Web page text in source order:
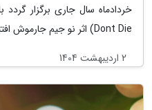
Dont Die) اثر نو جیم جارموش افتتاح خواهد شد.
2 اردیبهشت 1404